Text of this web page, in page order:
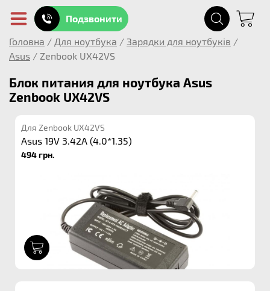
Подзвонити
Головна / Для ноутбука / Зарядки для ноутбуків /
Asus / Zenbook UX42VS
Блок питания для ноутбука Asus
Zenbook UX42VS
Для Zenbook UX42VS
Asus 19V 3.42A (4.0*1.35)
494 грн.